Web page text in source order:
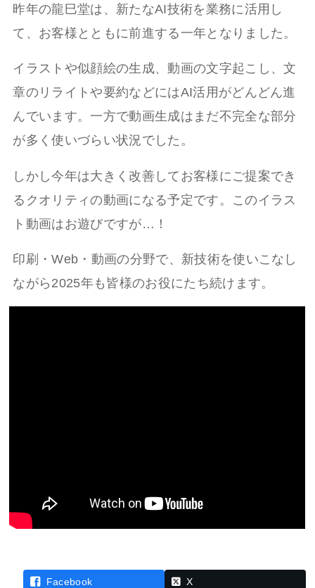
昨年の龍巳堂は、新たなAI技術を業務に活用し
て、お客様とともに前進する一年となりました。
イラストや似顔絵の生成、動画の文字起こし、文
章のリライトや要約などにはAI活用がどんどん進
んでいます。一方で動画生成はまだ不完全な部分
が多く使いづらい状況でした。
しかし今年は大きく改善してお客様にご提案でき
るクオリティの動画になる予定です。このイラス
ト動画はお遊びですが…！
印刷・Web・動画の分野で、新技術を使いこなし
ながら2025年も皆様のお役にたち続けます。
Facebook X